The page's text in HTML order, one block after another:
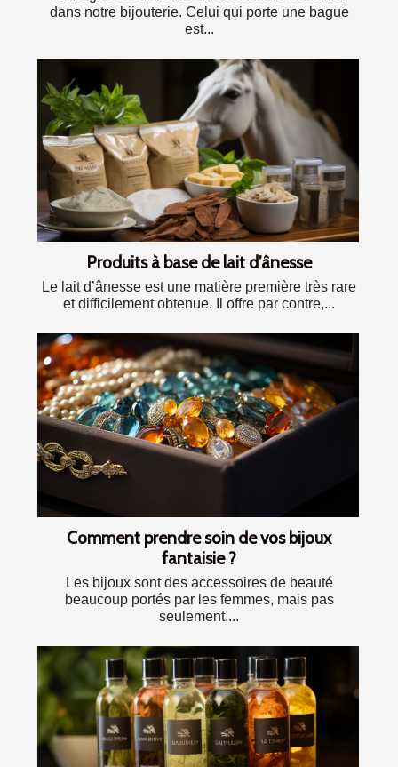
dans notre bijouterie. Celui qui porte une bague
est...
Produits à base de lait d’ânesse
Le lait d’ânesse est une matière première très rare
et difficilement obtenue. Il offre par contre,...
Comment prendre soin de vos bijoux
fantaisie ?
Les bijoux sont des accessoires de beauté
beaucoup portés par les femmes, mais pas
seulement....